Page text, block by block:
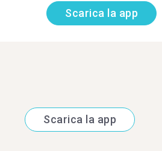
Scarica la app
Scarica la app